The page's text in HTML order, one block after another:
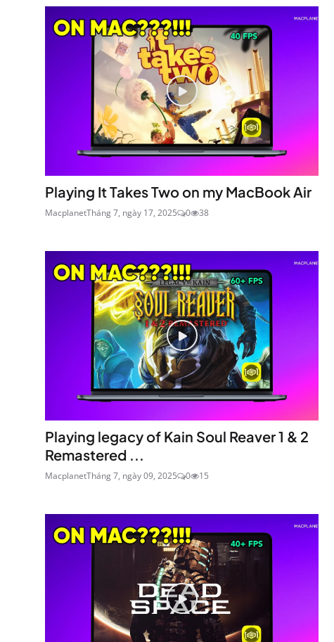
Playing It Takes Two on my MacBook Air
MacplanetTháng 7, ngày 17, 2025 0 38
Playing legacy of Kain Soul Reaver 1 & 2
Remastered ...
MacplanetTháng 7, ngày 09, 2025 0 15